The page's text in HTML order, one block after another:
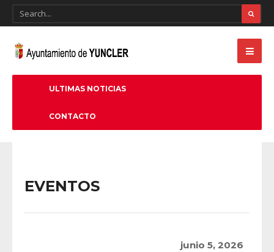
ULTIMAS NOTICIAS
CONTACTO
EVENTOS
junio 5, 2026